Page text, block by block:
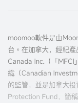
moomoo軟件是由
台。在加拿大，經紀
Canada Inc.（「MFCI
織（Canadian
的監管，並是加拿大
Protection Fund，簡